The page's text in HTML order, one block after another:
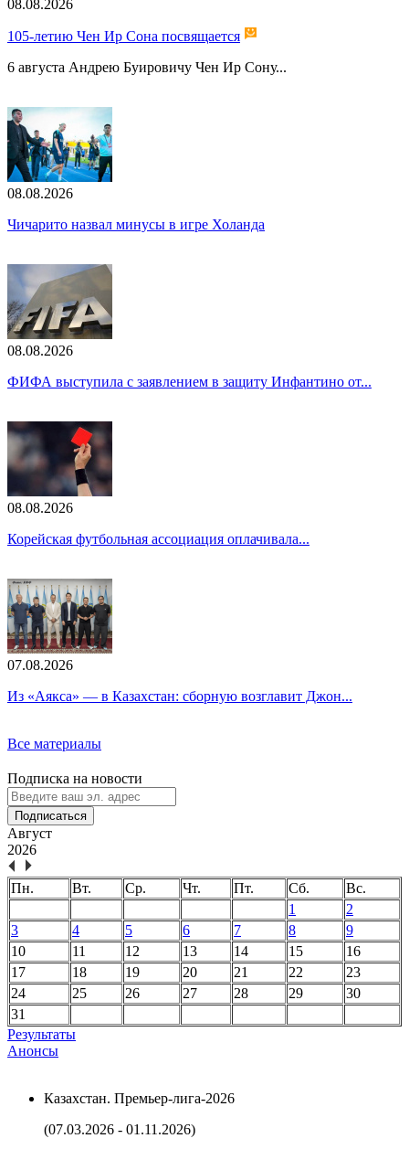
08.08.2026
105-летию Чен Ир Сона посвящается
6 августа Андрею Буировичу Чен Ир Сону...
08.08.2026
Чичарито назвал минусы в игре Холанда
08.08.2026
ФИФА выступила с заявлением в защиту Инфантино от...
08.08.2026
Корейская футбольная ассоциация оплачивала...
07.08.2026
Из «Аякса» — в Казахстан: сборную возглавит Джон...
Все материалы
Подписка на новости
Подписаться
Август
2026
Пн. Вт. Ср. Чт. Пт. Сб.
Вс.
1
2
3
4 5 6 7 8
9
10
11 12 13 14 15
16
17
18 19 20 21 22
23
24
25 26 27 28 29
30
31
Результаты
Анонсы
Казахстан. Премьер-лига-2026
(07.03.2026 - 01.11.2026)